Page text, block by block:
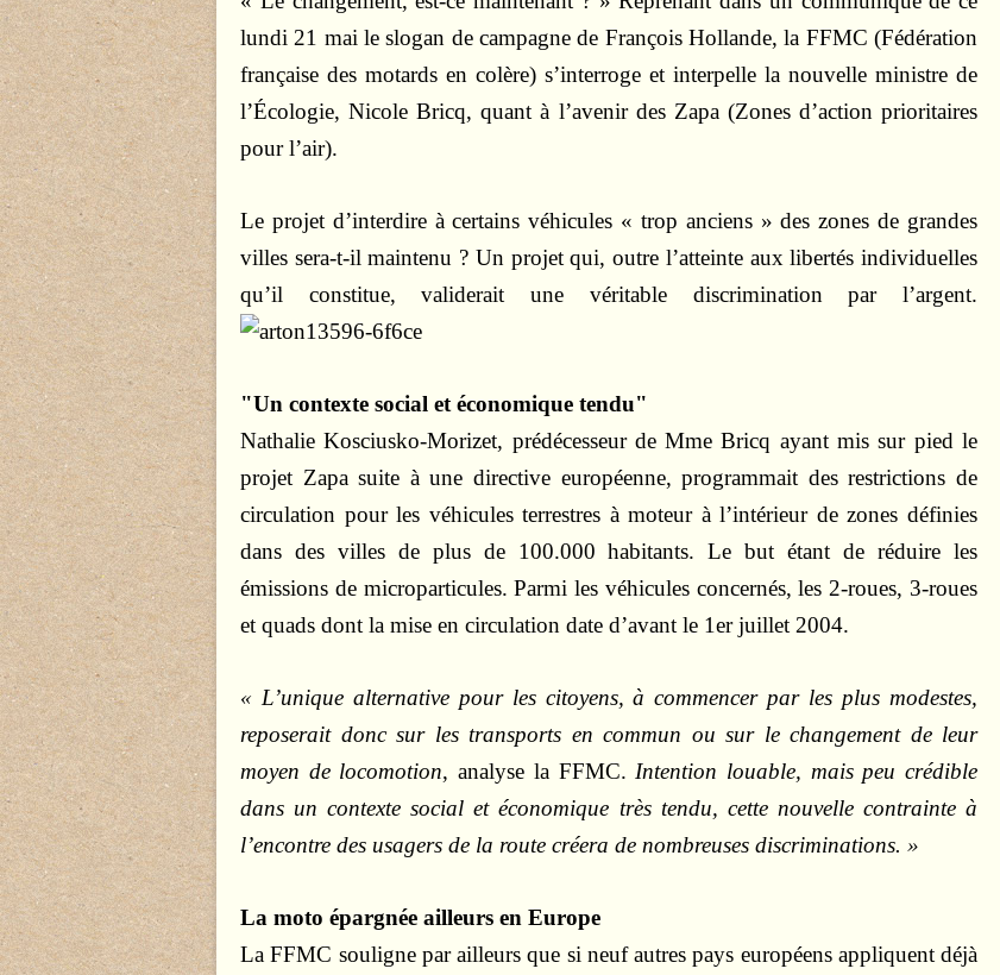
lundi 21 mai le slogan de campagne de François Hollande, la FFMC (Fédération
française des motards en colère) s’interroge et interpelle la nouvelle ministre de
l’Écologie, Nicole Bricq, quant à l’avenir des Zapa (Zones d’action prioritaires
pour l’air).
Le projet d’interdire à certains véhicules « trop anciens » des zones de grandes
villes sera-t-il maintenu ? Un projet qui, outre l’atteinte aux libertés individuelles
qu’il constitue, validerait une véritable discrimination par l’argent.
"Un contexte social et économique tendu"
Nathalie Kosciusko-Morizet, prédécesseur de Mme Bricq ayant mis sur pied le
projet Zapa suite à une directive européenne, programmait des restrictions de
circulation pour les véhicules terrestres à moteur à l’intérieur de zones définies
dans des villes de plus de 100.000 habitants. Le but étant de réduire les
émissions de microparticules. Parmi les véhicules concernés, les 2-roues, 3-roues
et quads dont la mise en circulation date d’avant le 1er juillet 2004.
« L’unique alternative pour les citoyens, à commencer par les plus modestes,
reposerait donc sur les transports en commun ou sur le changement de leur
moyen de locomotion, analyse la FFMC. Intention louable, mais peu crédible
dans un contexte social et économique très tendu, cette nouvelle contrainte à
l’encontre des usagers de la route créera de nombreuses discriminations. »
La moto épargnée ailleurs en Europe
La FFMC souligne par ailleurs que si neuf autres pays européens appliquent déjà